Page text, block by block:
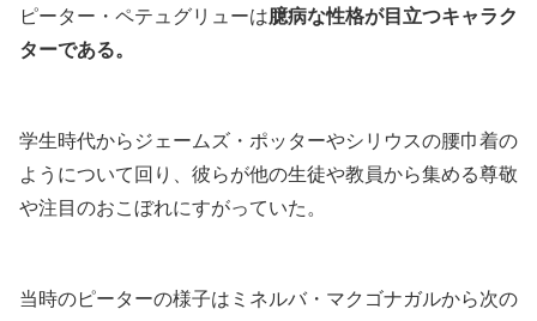
ピーター・ペテュグリューは臆病な性格が目立つキャラク
ターである。
学生時代からジェームズ・ポッターやシリウスの腰巾着の
ようについて回り、彼らが他の生徒や教員から集める尊敬
や注目のおこぼれにすがっていた。
当時のピーターの様子はミネルバ・マクゴナガルから次の